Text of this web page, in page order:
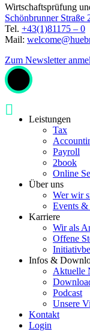
Wirtschaftsprüfung
Schönbrunner Straße
Tel. +43(1)81175 – 0
Mail:
Zum Newsletter
Leistungen
Tax
Payroll
2book
Online
Über uns
Wer wir
Events
Karriere
Wir als
Offene
Infos &
Aktuelle
Podcast
Unsere
Kontakt
Login